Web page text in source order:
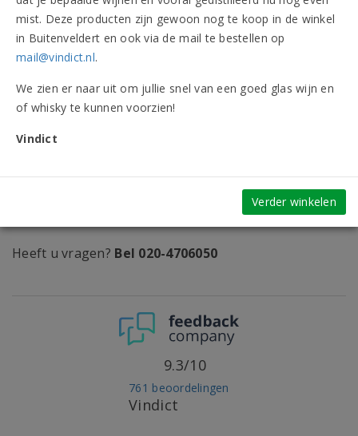
Fles Doos (6)
besteld,
Heeft u vragen? Bel 020-4706050
Vindict
761 beoordelingen
9.3/10
mist. Deze producten zijn gewoon nog te koop in de winkel
in Buitenveldert en ook via de mail te bestellen op
mail@vindict.nl.
We zien er naar uit om jullie snel van een goed glas wijn en
of whisky te kunnen voorzien!
Vindict
Verder winkelen